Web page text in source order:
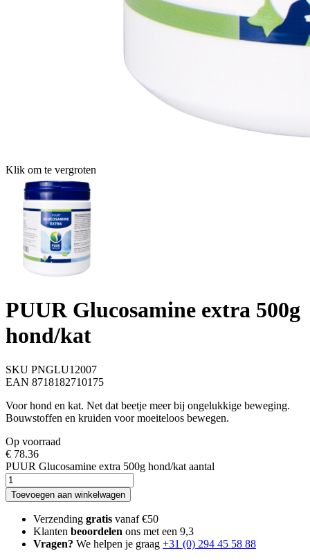
Klik om te vergroten
PUUR Glucosamine extra 500g
hond/kat
SKU PNGLU12007
EAN 8718182710175
Voor hond en kat. Net dat beetje meer bij ongelukkige beweging.
Bouwstoffen en kruiden voor moeiteloos bewegen.
Op voorraad
€ 78.36
PUUR Glucosamine extra 500g hond/kat aantal
Toevoegen aan winkelwagen
Verzending gratis vanaf €50
Klanten beoordelen ons met een 9,3
Vragen? We helpen je graag +31 (0) 294 45 58 88